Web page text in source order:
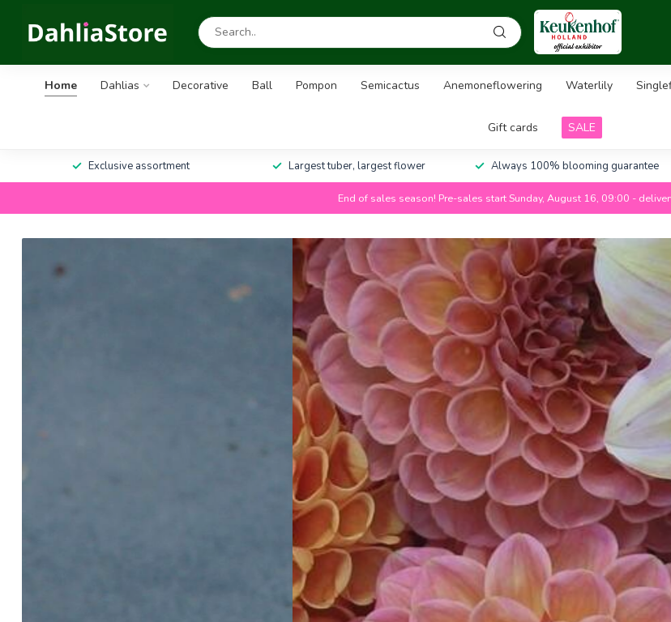
Home Dahlias Decorative Ball Pompon Semicactus Anemoneflowering Waterlily
Gift cards SALE
Exclusive assortment Largest tuber, largest flower Always 100% blooming guarantee
End of sales season! Pre-sales start Sunday, August 16, 09:00 -